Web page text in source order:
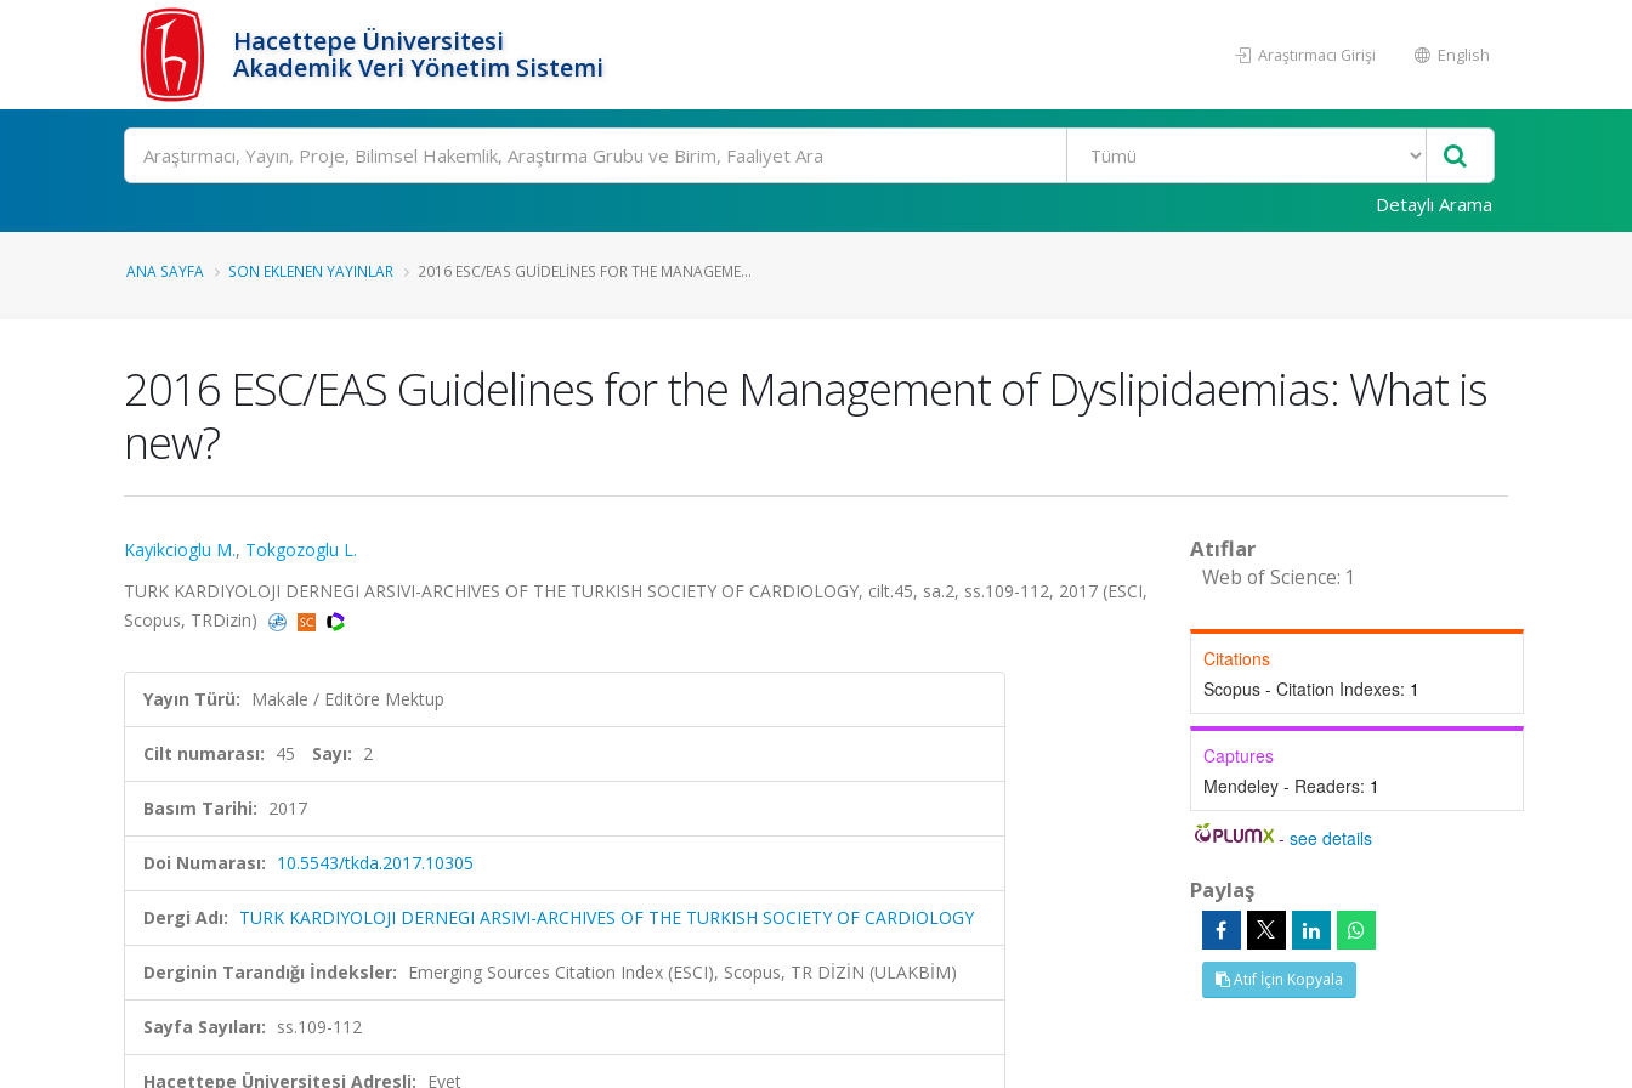
Hacettepe Üniversitesi
Akademik Veri Yönetim Sistemi
Araştırmacı Girişi English
Ara
Detaylı Arama
ANA SAYFA SON EKLENEN YAYINLAR 2016 ESC/EAS GUIDELINES FOR THE MANAGEME...
2016 ESC/EAS Guidelines for the Management of Dyslipidaemias: What is
new?
Kayikcioglu M., Tokgozoglu L.
TURK KARDIYOLOJI DERNEGI ARSIVI-ARCHIVES OF THE TURKISH SOCIETY OF CARDIOLOGY, cilt.45, sa.2, ss.109-112, 2017 (ESCI,
Scopus, TRDizin)
Yayın Türü: Makale / Editöre Mektup
Cilt numarası: 45 Sayı: 2
Basım Tarihi: 2017
Doi Numarası: 10.5543/tkda.2017.10305
Dergi Adı: TURK KARDIYOLOJI DERNEGI ARSIVI-ARCHIVES OF THE TURKISH SOCIETY OF CARDIOLOGY
Derginin Tarandığı İndeksler: Emerging Sources Citation Index (ESCI), Scopus, TR DİZİN (ULAKBİM)
Sayfa Sayıları: ss.109-112
Hacettepe Üniversitesi Adresli: Evet
Atıflar
Web of Science: 1
Citations
Scopus - Citation Indexes: 1
Captures
Mendeley - Readers: 1
-see details
Paylaş
Atıf İçin Kopyala